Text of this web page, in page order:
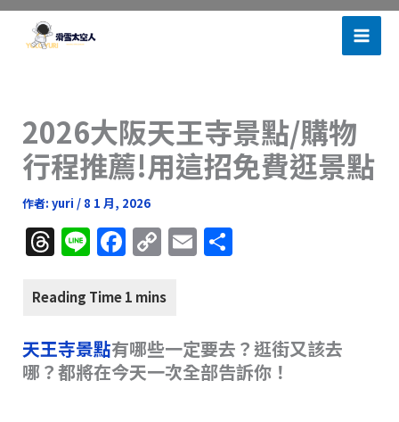
跳
2026大阪天王寺景點/購物
行程推薦!用這招免費逛景點
作者: yuri / 8 1 月, 2026
T
h
re
d
s
Li
n
e
F
a
c
b
o
C
o
p
Li
n
E
m
分
天王寺景點有哪些一定要去？逛街又該去
哪？都將在今天一次全部告訴你！